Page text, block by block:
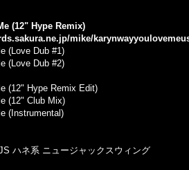
(12" Hype Remix)
mike/
(Love Dub #1)
(Love Dub #2)
(12" Hype Remix Edit)
(12" Club Mix)
(Instrumental)
ハネ系 ニュージャックスウィング